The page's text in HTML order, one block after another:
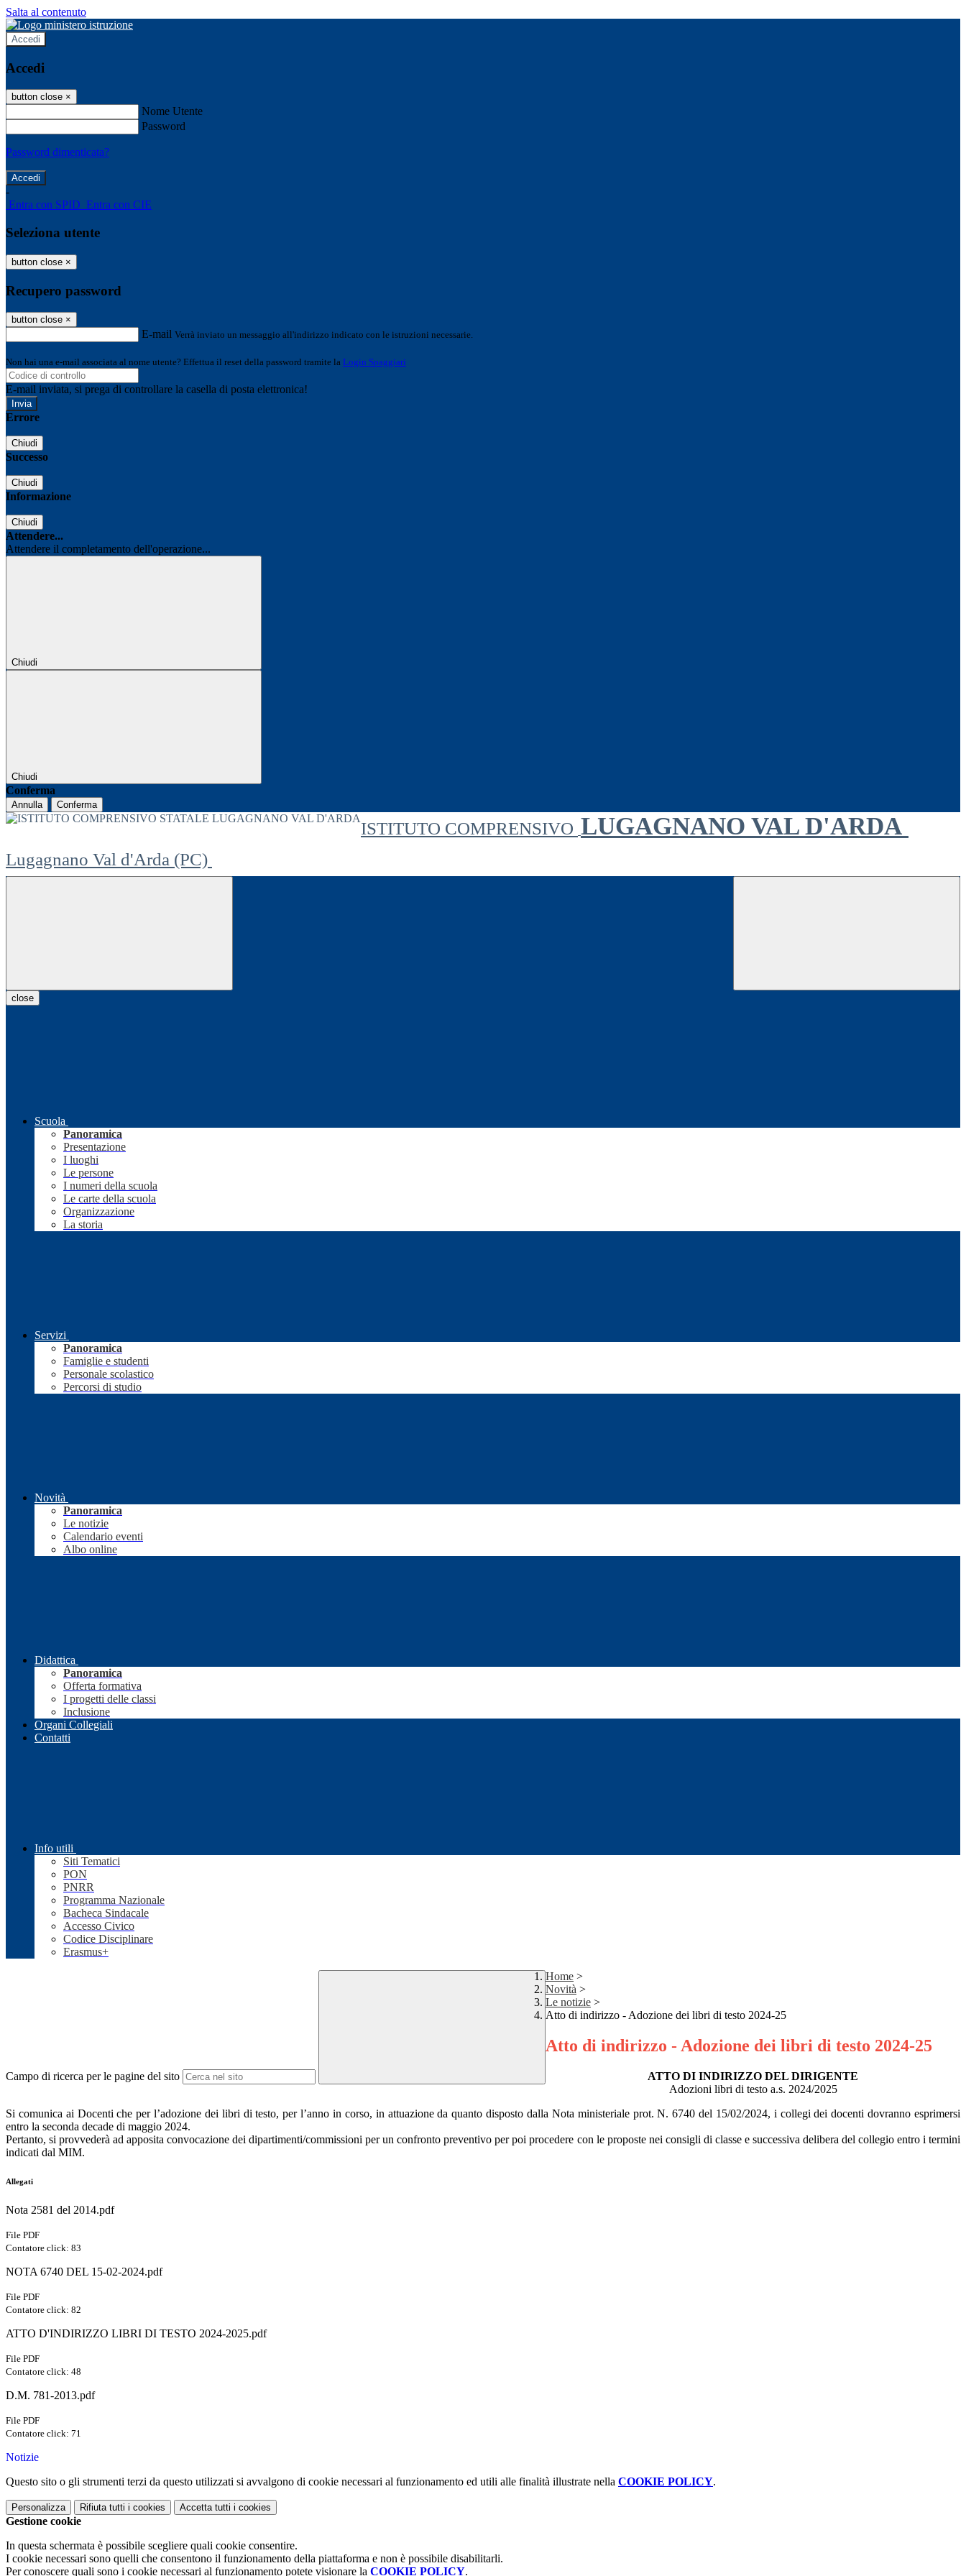
Salta al contenuto
Accedi
Accedi
button close ×
Nome Utente
Password
Password dimenticata?
-
Entra con SPID Entra con CIE
Seleziona utente
button close ×
Recupero password
button close ×
E-mail Verrà inviato un messaggio all'indirizzo indicato con le istruzioni necessarie.
Non hai una e-mail associata al nome utente? Effettua il reset della password tramite la Login Spaggiari
E-mail inviata, si prega di controllare la casella di posta elettronica!
Errore
Chiudi
Successo
Chiudi
Informazione
Chiudi
Attendere...
Attendere il completamento dell'operazione...
Chiudi
Chiudi
Conferma
Annulla Conferma
ISTITUTO COMPRENSIVO LUGAGNANO VAL D'ARDA
Lugagnano Val d'Arda (PC)
close
Scuola
Panoramica
Presentazione
I luoghi
Le persone
I numeri della scuola
Le carte della scuola
Organizzazione
La storia
Servizi
Panoramica
Famiglie e studenti
Personale scolastico
Percorsi di studio
Novità
Panoramica
Le notizie
Calendario eventi
Albo online
Didattica
Panoramica
Offerta formativa
I progetti delle classi
Inclusione
Organi Collegiali
Contatti
Info utili
Siti Tematici
PON
PNRR
Programma Nazionale
Bacheca Sindacale
Accesso Civico
Codice Disciplinare
Erasmus+
Campo di ricerca per le pagine del sito
Home >
Novità >
Le notizie >
Atto di indirizzo - Adozione dei libri di testo 2024-25
Atto di indirizzo - Adozione dei libri di testo 2024-25
ATTO DI INDIRIZZO DEL DIRIGENTE
Adozioni libri di testo a.s. 2024/2025
Si comunica ai Docenti che per l’adozione dei libri di testo, per l’anno in corso, in attuazione da quanto disposto dalla Nota ministeriale prot. N. 6740 del 15/02/2024, i collegi dei docenti dovranno esprimersi
entro la seconda decade di maggio 2024.
Pertanto, si provvederà ad apposita convocazione dei dipartimenti/commissioni per un confronto preventivo per poi procedere con le proposte nei consigli di classe e successiva delibera del collegio entro i termini
indicati dal MIM.
Allegati
Nota 2581 del 2014.pdf
File PDF
Contatore click: 83
NOTA 6740 DEL 15-02-2024.pdf
File PDF
Contatore click: 82
ATTO D'INDIRIZZO LIBRI DI TESTO 2024-2025.pdf
File PDF
Contatore click: 48
D.M. 781-2013.pdf
File PDF
Contatore click: 71
Notizie
Questo sito o gli strumenti terzi da questo utilizzati si avvalgono di cookie necessari al funzionamento ed utili alle finalità illustrate nella COOKIE POLICY.
Personalizza Rifiuta tutti i cookies Accetta tutti i cookies
Gestione cookie
In questa schermata è possibile scegliere quali cookie consentire.
I cookie necessari sono quelli che consentono il funzionamento della piattaforma e non è possibile disabilitarli.
Per conoscere quali sono i cookie necessari al funzionamento potete visionare la COOKIE POLICY.